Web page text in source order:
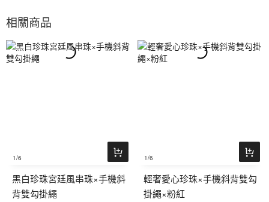
相關商品
1/6
黑白珍珠宮廷風串珠×手機斜
背雙勾掛繩
1/6
輕奢愛心珍珠×手機斜背雙勾
掛繩×粉紅